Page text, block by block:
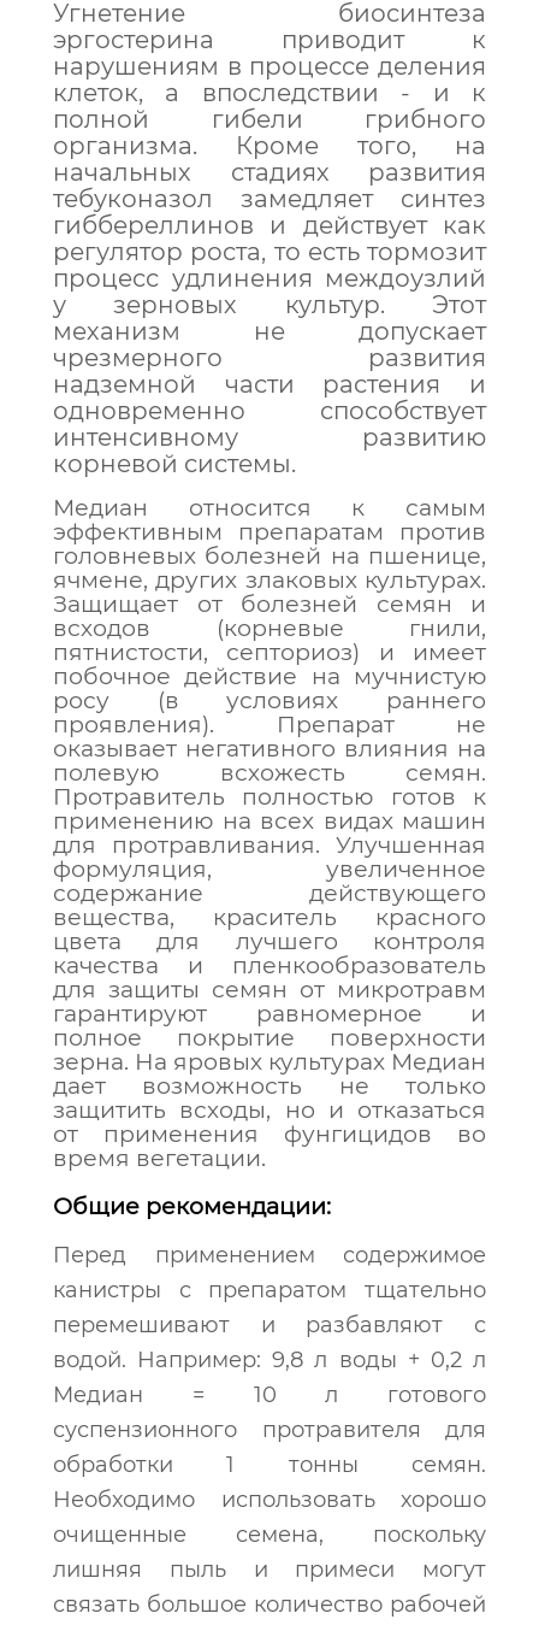
Угнетение биосинтеза
эргостерина приводит к
нарушениям в процессе деления
клеток, а впоследствии - и к
полной гибели грибного
организма. Кроме того, на
начальных стадиях развития
тебуконазол замедляет синтез
гиббереллинов и действует как
регулятор роста, то есть тормозит
процесс удлинения междоузлий
у зерновых культур. Этот
механизм не допускает
чрезмерного развития
надземной части растения и
одновременно способствует
интенсивному развитию
корневой системы.
Медиан относится к самым
эффективным препаратам против
головневых болезней на пшенице,
ячмене, других злаковых культурах.
Защищает от болезней семян и
всходов (корневые гнили,
пятнистости, септориоз) и имеет
побочное действие на мучнистую
росу (в условиях раннего
проявления). Препарат не
оказывает негативного влияния на
полевую всхожесть семян.
Протравитель полностью готов к
применению на всех видах машин
для протравливания. Улучшенная
формуляция, увеличенное
содержание действующего
вещества, краситель красного
цвета для лучшего контроля
качества и пленкообразователь
для защиты семян от микротравм
гарантируют равномерное и
полное покрытие поверхности
зерна. На яровых культурах Медиан
дает возможность не только
защитить всходы, но и отказаться
от применения фунгицидов во
время вегетации.
Общие рекомендации:
Перед применением содержимое
канистры с препаратом тщательно
перемешивают и разбавляют с
водой. Например: 9,8 л воды + 0,2 л
Медиан = 10 л готового
суспензионного протравителя для
обработки 1 тонны семян.
Необходимо использовать хорошо
очищенные семена, поскольку
лишняя пыль и примеси могут
связать большое количество рабочей